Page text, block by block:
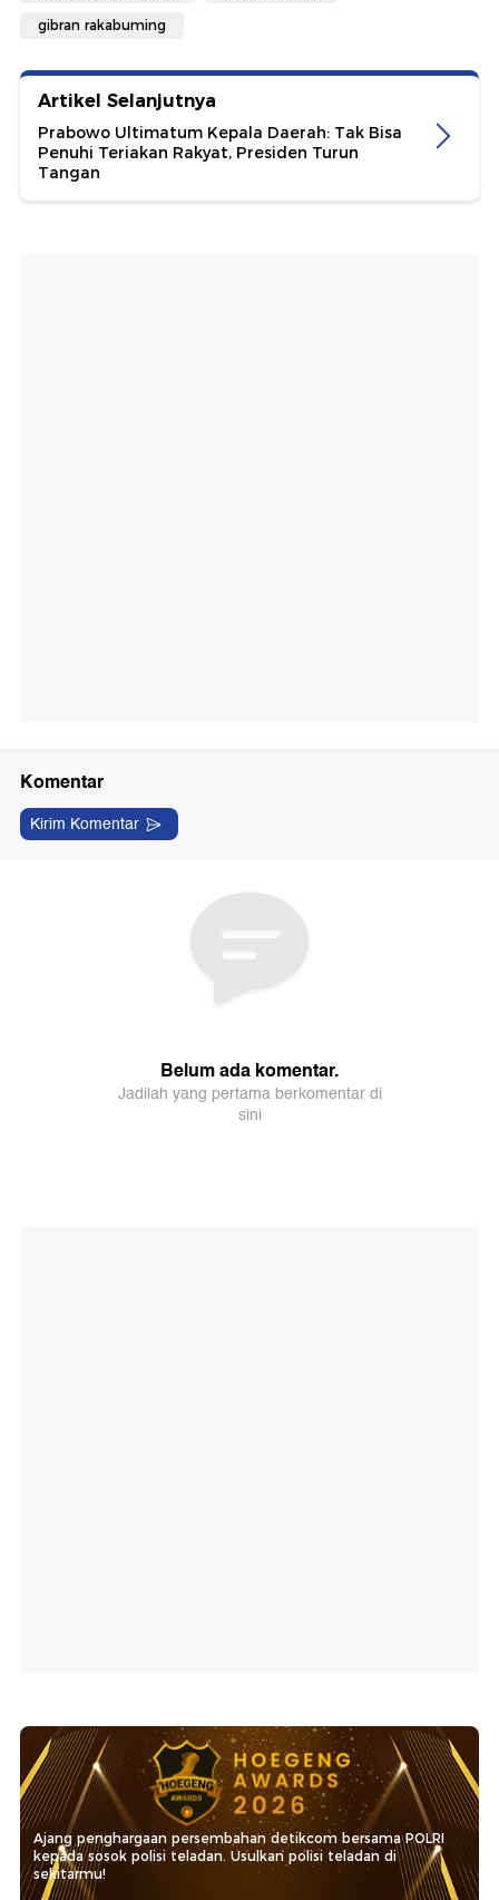
gibran rakabuming
Artikel Selanjutnya
Prabowo Ultimatum Kepala Daerah: Tak Bisa
Penuhi Teriakan Rakyat, Presiden Turun
Tangan
Ajang penghargaan persembahan detikcom bersama POLRI
kepada sosok polisi teladan. Usulkan polisi teladan di
sekitarmu!